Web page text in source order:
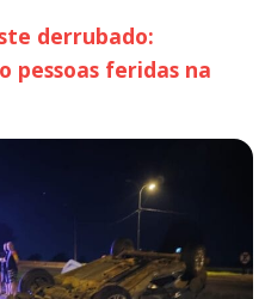
derrubado:
pessoas feridas na